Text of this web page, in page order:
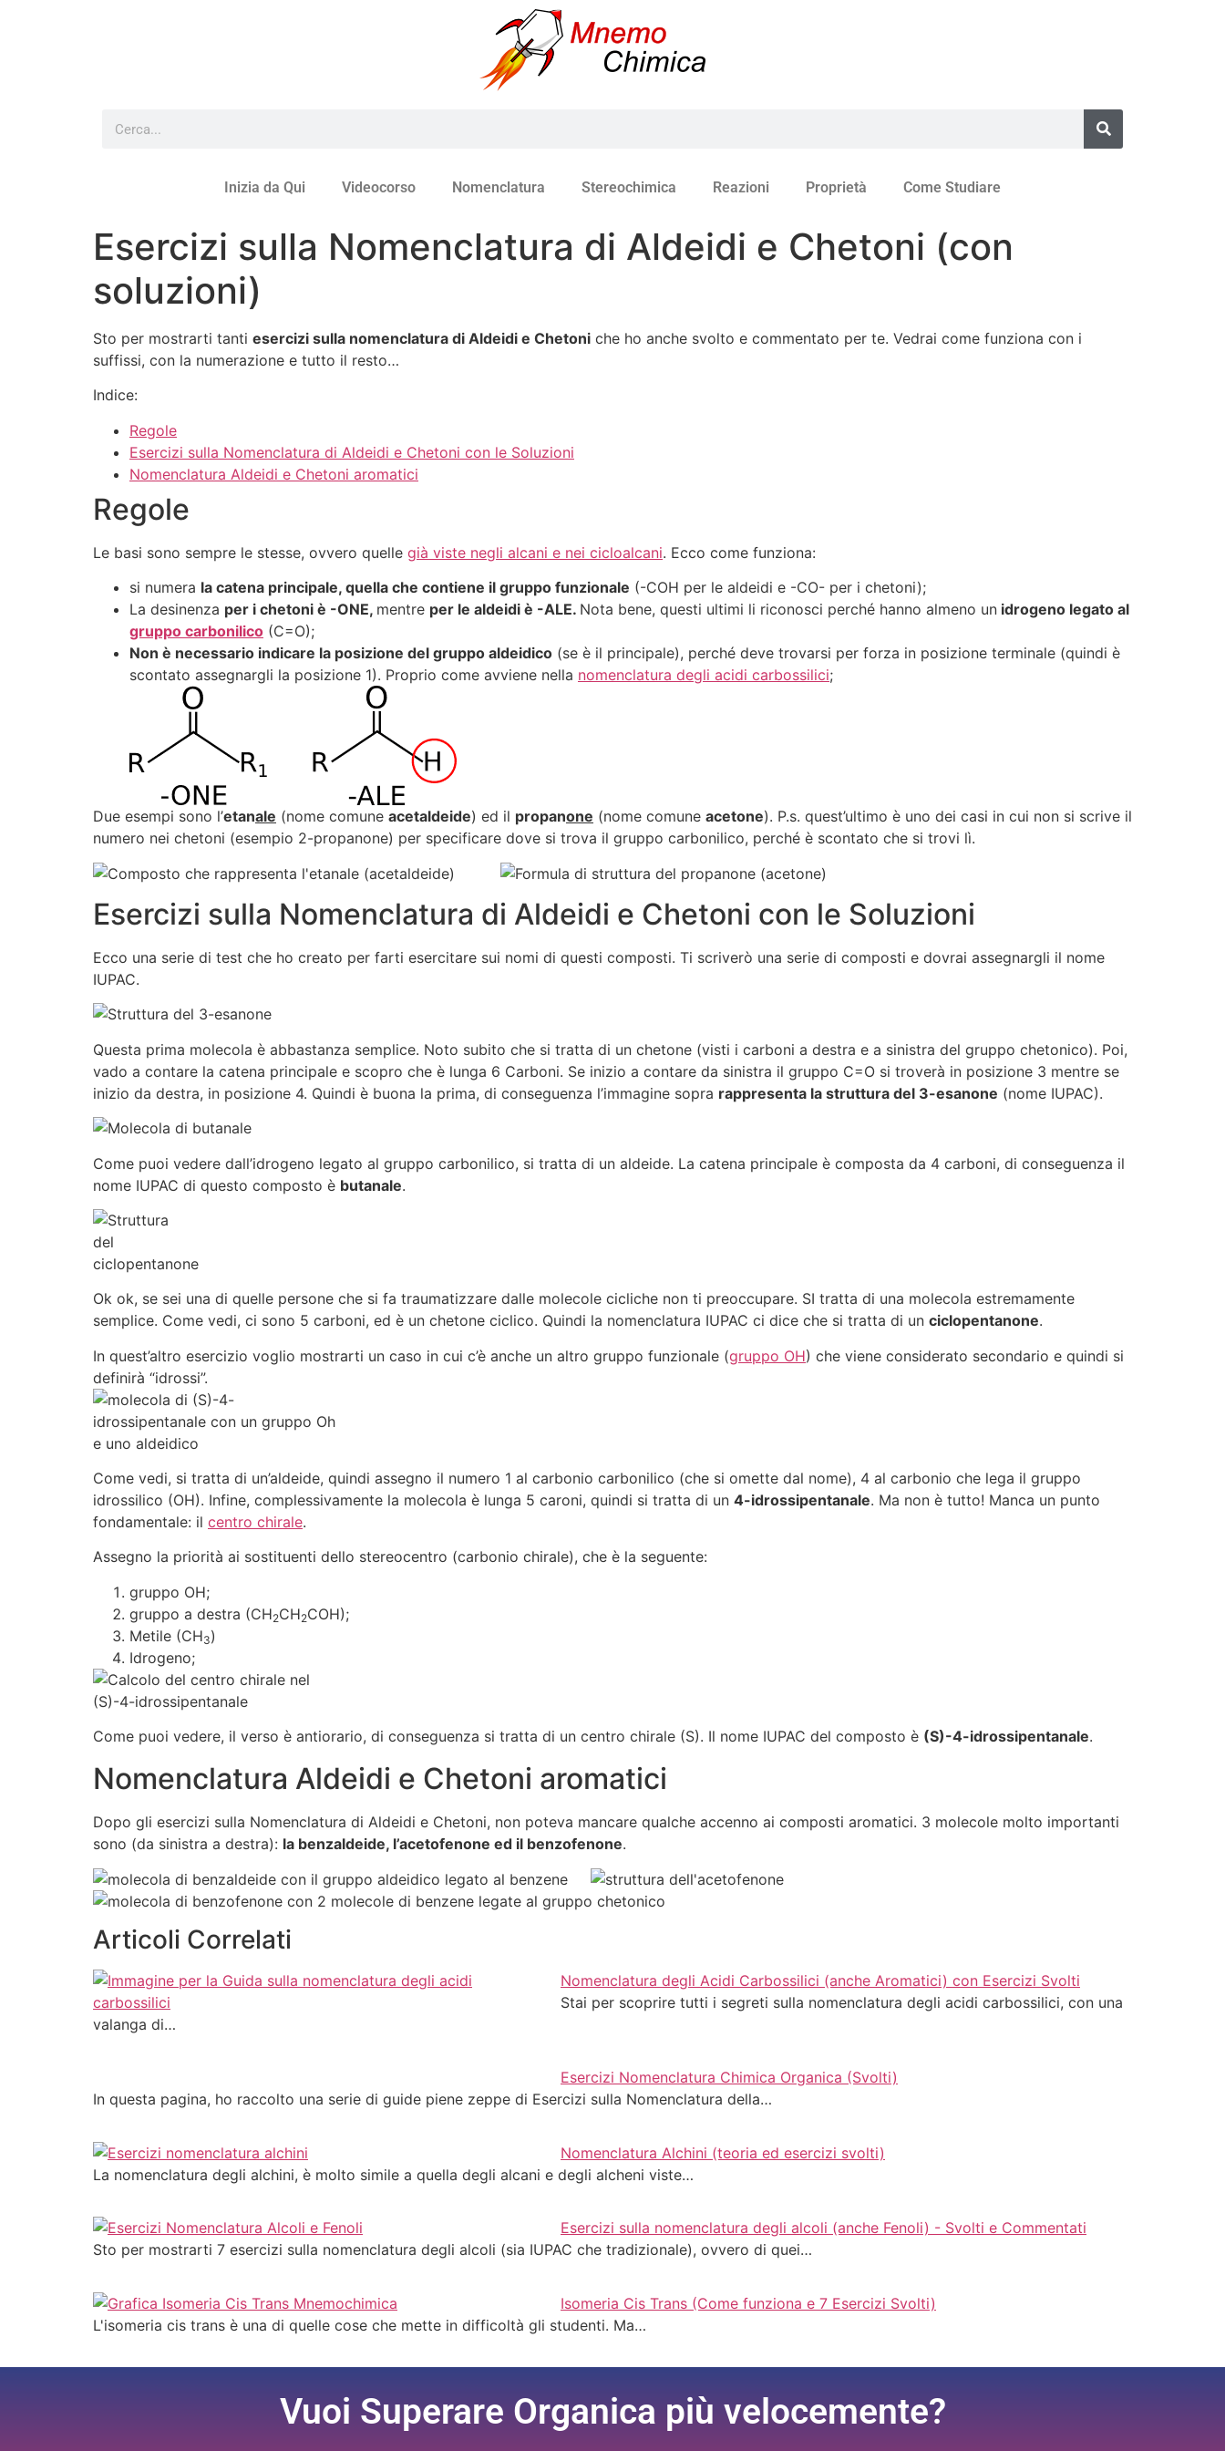
Inizia da Qui Videocorso Nomenclatura Stereochimica Reazioni Proprietà Come Studiare
Esercizi sulla Nomenclatura di Aldeidi e Chetoni (con
soluzioni)
Sto per mostrarti tanti esercizi sulla nomenclatura di Aldeidi e Chetoni che ho anche svolto e commentato per te. Vedrai come funziona con i
suffissi, con la numerazione e tutto il resto…
Indice:
Regole
Esercizi sulla Nomenclatura di Aldeidi e Chetoni con le Soluzioni
Nomenclatura Aldeidi e Chetoni aromatici
Regole
Le basi sono sempre le stesse, ovvero quelle già viste negli alcani e nei cicloalcani. Ecco come funziona:
si numera la catena principale, quella che contiene il gruppo funzionale (-COH per le aldeidi e -CO- per i chetoni);
La desinenza per i chetoni è -ONE, mentre per le aldeidi è -ALE. Nota bene, questi ultimi li riconosci perché hanno almeno un idrogeno legato al
gruppo carbonilico (C=O);
Non è necessario indicare la posizione del gruppo aldeidico (se è il principale), perché deve trovarsi per forza in posizione terminale (quindi è
scontato assegnargli la posizione 1). Proprio come avviene nella nomenclatura degli acidi carbossilici;
Due esempi sono l’etanale (nome comune acetaldeide) ed il propanone (nome comune acetone). P.s. quest’ultimo è uno dei casi in cui non si scrive il
numero nei chetoni (esempio 2-propanone) per specificare dove si trova il gruppo carbonilico, perché è scontato che si trovi lì.
Esercizi sulla Nomenclatura di Aldeidi e Chetoni con le Soluzioni
Ecco una serie di test che ho creato per farti esercitare sui nomi di questi composti. Ti scriverò una serie di composti e dovrai assegnargli il nome
IUPAC.
Questa prima molecola è abbastanza semplice. Noto subito che si tratta di un chetone (visti i carboni a destra e a sinistra del gruppo chetonico). Poi,
vado a contare la catena principale e scopro che è lunga 6 Carboni. Se inizio a contare da sinistra il gruppo C=O si troverà in posizione 3 mentre se
inizio da destra, in posizione 4. Quindi è buona la prima, di conseguenza l’immagine sopra rappresenta la struttura del 3-esanone (nome IUPAC).
Come puoi vedere dall’idrogeno legato al gruppo carbonilico, si tratta di un aldeide. La catena principale è composta da 4 carboni, di conseguenza il
nome IUPAC di questo composto è butanale.
Ok ok, se sei una di quelle persone che si fa traumatizzare dalle molecole cicliche non ti preoccupare. SI tratta di una molecola estremamente
semplice. Come vedi, ci sono 5 carboni, ed è un chetone ciclico. Quindi la nomenclatura IUPAC ci dice che si tratta di un ciclopentanone.
In quest’altro esercizio voglio mostrarti un caso in cui c’è anche un altro gruppo funzionale (gruppo OH) che viene considerato secondario e quindi si
definirà “idrossi”.
Come vedi, si tratta di un’aldeide, quindi assegno il numero 1 al carbonio carbonilico (che si omette dal nome), 4 al carbonio che lega il gruppo
idrossilico (OH). Infine, complessivamente la molecola è lunga 5 caroni, quindi si tratta di un 4-idrossipentanale. Ma non è tutto! Manca un punto
fondamentale: il centro chirale.
Assegno la priorità ai sostituenti dello stereocentro (carbonio chirale), che è la seguente:
gruppo OH;
gruppo a destra (CH2CH2COH);
Metile (CH3)
Idrogeno;
Come puoi vedere, il verso è antiorario, di conseguenza si tratta di un centro chirale (S). Il nome IUPAC del composto è (S)-4-idrossipentanale.
Nomenclatura Aldeidi e Chetoni aromatici
Dopo gli esercizi sulla Nomenclatura di Aldeidi e Chetoni, non poteva mancare qualche accenno ai composti aromatici. 3 molecole molto importanti
sono (da sinistra a destra): la benzaldeide, l’acetofenone ed il benzofenone.
Articoli Correlati
Nomenclatura degli Acidi Carbossilici (anche Aromatici) con Esercizi Svolti
Stai per scoprire tutti i segreti sulla nomenclatura degli acidi carbossilici, con una
valanga di…
Esercizi Nomenclatura Chimica Organica (Svolti)
In questa pagina, ho raccolto una serie di guide piene zeppe di Esercizi sulla Nomenclatura della…
Nomenclatura Alchini (teoria ed esercizi svolti)
La nomenclatura degli alchini, è molto simile a quella degli alcani e degli alcheni viste…
Esercizi sulla nomenclatura degli alcoli (anche Fenoli) - Svolti e Commentati
Sto per mostrarti 7 esercizi sulla nomenclatura degli alcoli (sia IUPAC che tradizionale), ovvero di quei…
Isomeria Cis Trans (Come funziona e 7 Esercizi Svolti)
L'isomeria cis trans è una di quelle cose che mette in difficoltà gli studenti. Ma…
Vuoi Superare Organica più velocemente?